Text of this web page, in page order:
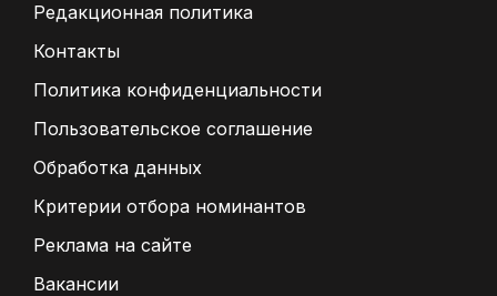
Редакционная политика
Контакты
Политика конфиденциальности
Пользовательское соглашение
Обработка данных
Критерии отбора номинантов
Реклама на сайте
Вакансии